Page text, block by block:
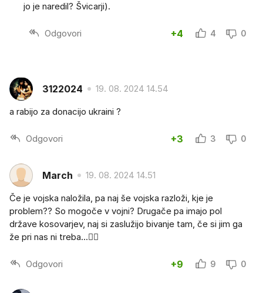
jo je naredil? Švicarji).
Odgovori +4 4 0
3122024 19. 08. 2024 14.54
a rabijo za donacijo ukraini ?
Odgovori +3 3 0
March 19. 08. 2024 14.51
Če je vojska naložila, pa naj še vojska razloži, kje je
problem?? So mogoče v vojni? Drugače pa imajo pol
države kosovarjev, naj si zaslužijo bivanje tam, če si jim ga
že pri nas ni treba...🤷‍♂️
Odgovori +9 9 0